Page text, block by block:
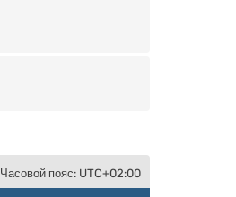
Часовой пояс: UTC+02:00